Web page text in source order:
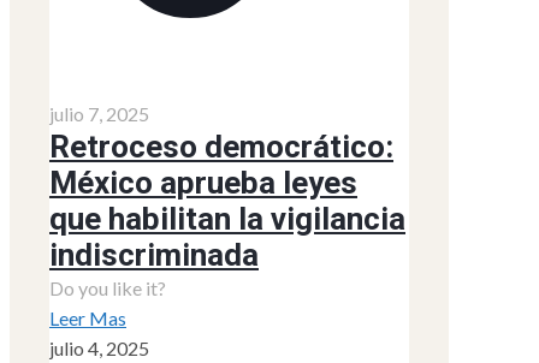
julio 7, 2025
Retroceso democrático:
México aprueba leyes
que habilitan la vigilancia
indiscriminada
Do you like it?
Leer Mas
julio 4, 2025